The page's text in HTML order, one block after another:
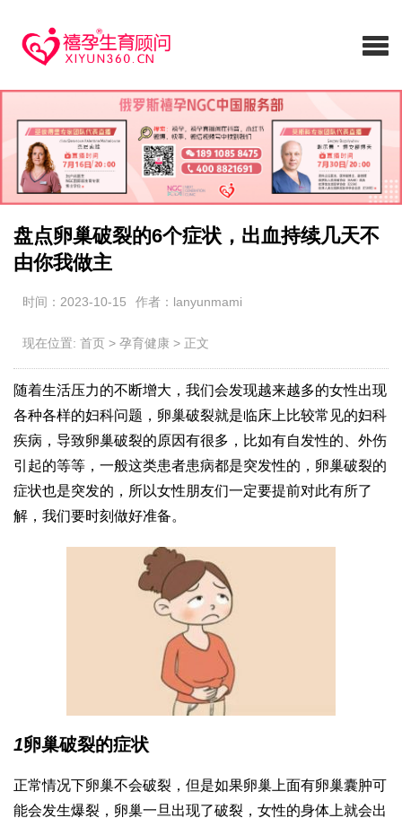
盘点卵巢破裂的6个症状，出血持续几天不
由你我做主
时间：2023-10-15 作者：lanyunmami
现在位置: 首页 > 孕育健康 > 正文
随着生活压力的不断增大，我们会发现越来越多的女性出现
各种各样的妇科问题，卵巢破裂就是临床上比较常见的妇科
疾病，导致卵巢破裂的原因有很多，比如有自发性的、外伤
引起的等等，一般这类患者患病都是突发性的，卵巢破裂的
症状也是突发的，所以女性朋友们一定要提前对此有所了
解，我们要时刻做好准备。
1卵巢破裂的症状
正常情况下卵巢不会破裂，但是如果卵巢上面有卵巢囊肿可
能会发生爆裂，卵巢一旦出现了破裂，女性的身体上就会出